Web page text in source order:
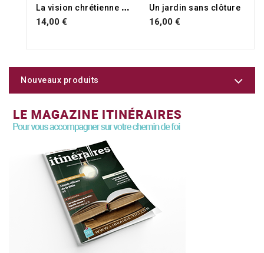
L
a vision chrétienne du monde
14,00 €
Un jardin sans clôture
16,00 €
Nouveaux produits